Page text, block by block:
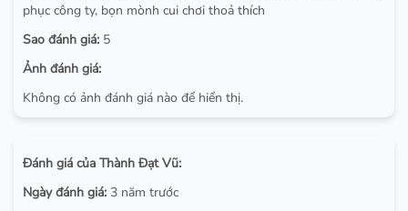
phục công ty, bọn mònh cui chơi thoả thích
Sao đánh giá: 5
Ảnh đánh giá:
Không có ảnh đánh giá nào để hiển thị.
Đánh giá của Thành Đạt Vũ:
Ngày đánh giá: 3 năm trước